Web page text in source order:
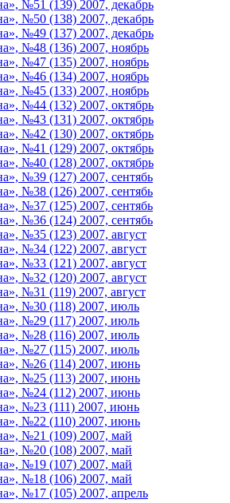
№51 (139) 2007, декабрь
№50 (138) 2007, декабрь
№49 (137) 2007, декабрь
№48 (136) 2007, ноябрь
№47 (135) 2007, ноябрь
№46 (134) 2007, ноябрь
№45 (133) 2007, ноябрь
№44 (132) 2007, октябрь
№43 (131) 2007, октябрь
№42 (130) 2007, октябрь
№41 (129) 2007, октябрь
№40 (128) 2007, октябрь
№39 (127) 2007, сентябь
№38 (126) 2007, сентябь
№37 (125) 2007, сентябь
№36 (124) 2007, сентябь
№35 (123) 2007, август
№34 (122) 2007, август
№33 (121) 2007, август
№32 (120) 2007, август
№31 (119) 2007, август
№30 (118) 2007, июль
№29 (117) 2007, июль
№28 (116) 2007, июль
№27 (115) 2007, июль
№26 (114) 2007, июнь
№25 (113) 2007, июнь
№24 (112) 2007, июнь
№23 (111) 2007, июнь
№22 (110) 2007, июнь
№21 (109) 2007, май
№20 (108) 2007, май
№19 (107) 2007, май
№18 (106) 2007, май
№17 (105) 2007, апрель